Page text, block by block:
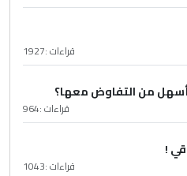
قراءات :1927
أسهل من التفاوض معها؟
قراءات :964
!
قراءات :1043